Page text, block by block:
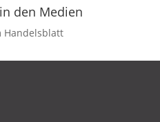
den Medien
Handelsblatt